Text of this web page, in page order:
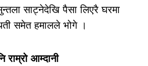
साट्नेदेखि पैसा लिएरै घरमा
समेत हमालले भोगे ।
राम्रो आम्दानी